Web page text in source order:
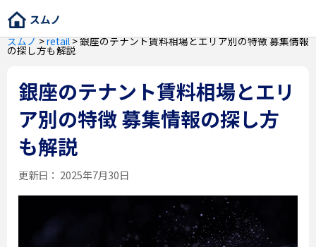
スムノ>retail>銀座のテナント賃料相場とエリア別の特徴 募集情報
の探し方も解説
銀座のテナント賃料相場とエリ
ア別の特徴 募集情報の探し方
も解説
更新日： 2025年7月30日